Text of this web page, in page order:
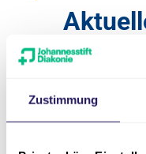
Zustimmung